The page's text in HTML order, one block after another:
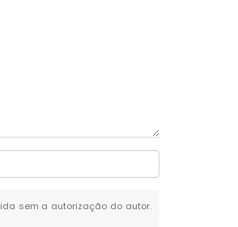
sem a autorização do autor.